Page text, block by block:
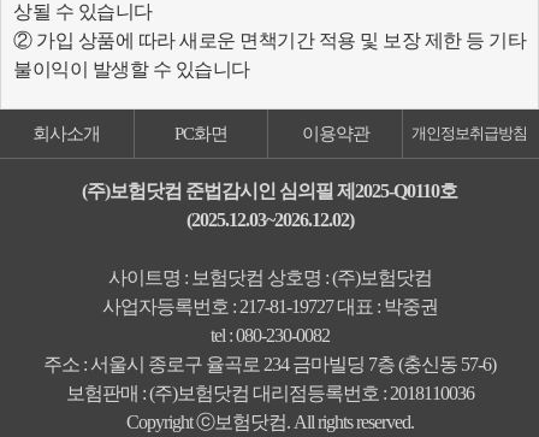
상될 수 있습니다
② 가입 상품에 따라 새로운 면책기간 적용 및 보장 제한 등 기타
불이익이 발생할 수 있습니다
회사소개 PC화면 이용약관 개인정보취급방침
(주)보험닷컴 준법감시인 심의필 제2025-Q0110호
(2025.12.03~2026.12.02)
사이트명 : 보험닷컴 상호명 : (주)보험닷컴
사업자등록번호 : 217-81-19727 대표 : 박중권
tel : 080-230-0082
주소 : 서울시 종로구 율곡로 234 금마빌딩 7층 (충신동 57-6)
보험판매 : (주)보험닷컴 대리점등록번호 : 2018110036
Copyright ⓒ보험닷컴. All rights reserved.